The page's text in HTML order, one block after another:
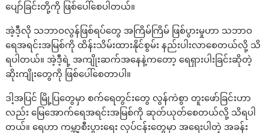
ပျော်ခြင်းတို့ကို ဖြစ်ပေါ်စေပါတယ်။
အဲ့ဒီ့လို သဘာဝလွန်ဖြစ်ရပ်တွေ အကြိမ်ကြိမ် ဖြစ်ပွားမှုဟာ သဘာဝ
ရေအရင်းအမြစ်ကို ထိန်းသိမ်းထားနိုင်စွမ်း နည်းပါးလာစေတယ်လို့ သိ
ရပါတယ်။ အဲ့ဒီ့ရဲ့ အကျိုးဆက်အနေနဲ့ကတော့ ရေရှားပါးခြင်းဆိုတဲ့
ဆိုးကျိုးတွေကို ဖြစ်ပေါ်စေတာပါ။
ဒါ့အပြင် မြို့ပြတွေမှာ စက်ရေတွင်းတွေ လွန်ကဲစွာ တူးဖော်ခြင်းဟာ
လည်း မြေအောက်ရေအရင်းအမြစ်ကို ဆုတ်ယုတ်စေတယ်လို့ သိရပါ
တယ်။ ရေဟာ ကမ္ဘာ့စီးပွားရေး လုပ်ငန်းတွေမှာ အရေးပါတဲ့ အခန်း